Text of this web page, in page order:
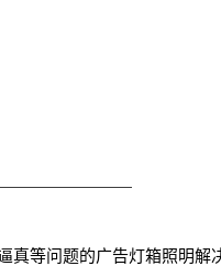
等问题的广告灯箱照明解